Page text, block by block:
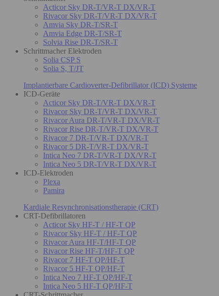
Acticor Sky DR-T/VR-T DX/VR-T
Rivacor Sky DR-T/VR-T DX/VR-T
Amvia Sky DR-T/SR-T
Amvia Edge DR-T/SR-T
Solvia Rise DR-T/SR-T
Schrittmacher Elektroden
Solia CSP S
Solia S, T/JT
Implantierbare Cardioverter-Defibrillator (ICD) Systeme
ICD-Geräte
Acticor Sky DR-T/VR-T DX/VR-T
Rivacor Sky DR-T/VR-T DX/VR-T
Rivacor Aura DR-T/VR-T DX/VR-T
Rivacor Rise DR-T/VR-T DX/VR-T
Rivacor 7 DR-T/VR-T DX/VR-T
Rivacor 5 DR-T/VR-T DX/VR-T
Intica Neo 7 DR-T/VR-T DX/VR-T
Intica Neo 5 DR-T/VR-T DX/VR-T
ICD-Elektroden
Plexa
Pamira
Kardiale Resynchronisationstherapie (CRT)
CRT-Defibrillatoren
Acticor Sky HF-T / HF-T QP
Rivacor Sky HF-T / HF-T QP
Rivacor Aura HF-T/HF-T QP
Rivacor Rise HF-T/HF-T QP
Rivacor 7 HF-T QP/HF-T
Rivacor 5 HF-T QP/HF-T
Intica Neo 7 HF-T QP/HF-T
Intica Neo 5 HF-T QP/HF-T